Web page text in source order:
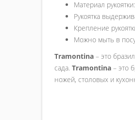
Материал
Рукоятка
Крепление
Можно мыть в
Tramontina – это
сада. Tramontina – это
ножей, столовых и